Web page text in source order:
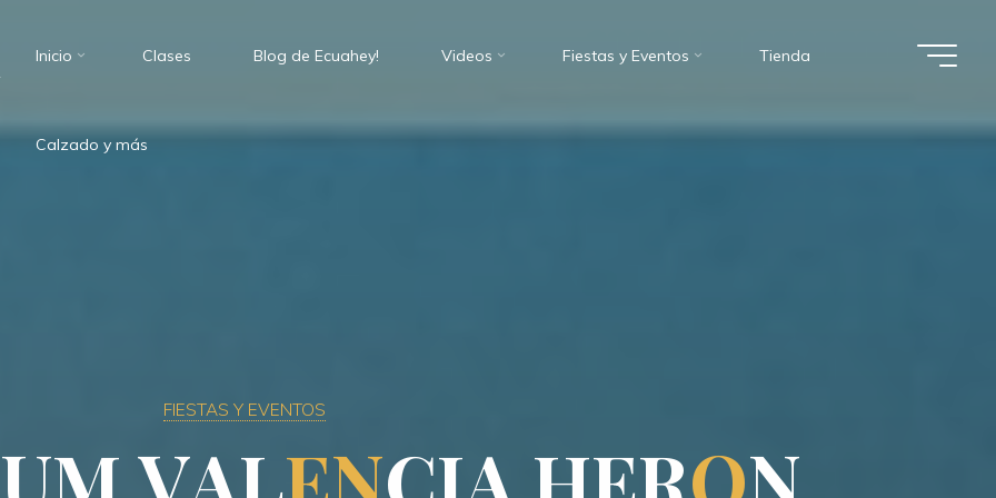
Inicio Clases Blog de Ecuahey! Videos Fiestas y Eventos Tienda
Calzado y más
FIESTAS Y EVENTOS